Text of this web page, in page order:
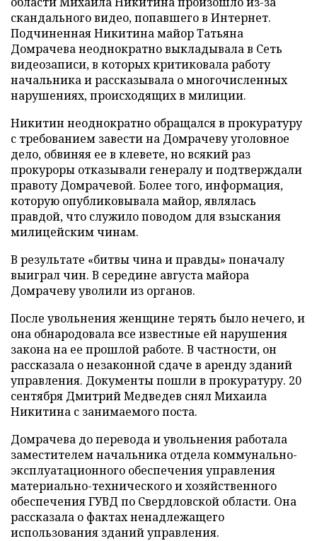
скандального видео, попавшего в Интернет.
Подчиненная Никитина майор Татьяна
Домрачева неоднократно выкладывала в Сеть
видеозаписи, в которых критиковала работу
начальника и рассказывала о многочисленных
нарушениях, происходящих в милиции.
Никитин неоднократно обращался в прокуратуру
с требованием завести на Домрачеву уголовное
дело, обвиняя ее в клевете, но всякий раз
прокуроры отказывали генералу и подтверждали
правоту Домрачевой. Более того, информация,
которую опубликовывала майор, являлась
правдой, что служило поводом для взыскания
милицейским чинам.
В результате «битвы чина и правды» поначалу
выиграл чин. В середине августа майора
Домрачеву уволили из органов.
После увольнения женщине терять было нечего, и
она обнародовала все известные ей нарушения
закона на ее прошлой работе. В частности, он
рассказала о незаконной сдаче в аренду зданий
управления. Документы пошли в прокуратуру. 20
сентября Дмитрий Медведев снял Михаила
Никитина с занимаемого поста.
Домрачева до перевода и увольнения работала
заместителем начальника отдела коммунально-
эксплуатационного обеспечения управления
материально-технического и хозяйственного
обеспечения ГУВД по Свердловской области. Она
рассказала о фактах ненадлежащего
использования зданий управления.